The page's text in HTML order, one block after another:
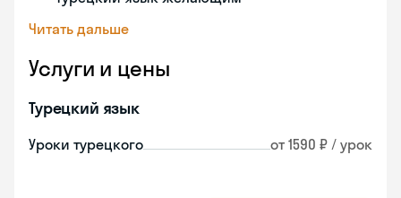
Читать дальше
Услуги и цены
Турецкий язык
Уроки турецкого от 1590 ₽ / урок